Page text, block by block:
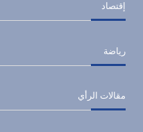
إقتصاد
رياضة
مقالات الرأي